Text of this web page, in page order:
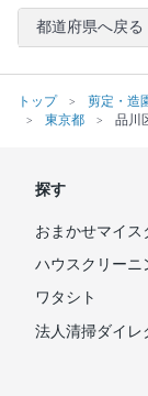
都道府県へ戻る
トップ 剪定・造
東京都
品川
探す
おまかせマイス
ハウスクリーニ
ワタシト
法人清掃ダイレ